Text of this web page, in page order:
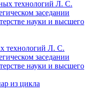
технологий Л. С.
заседании
науки и высшего